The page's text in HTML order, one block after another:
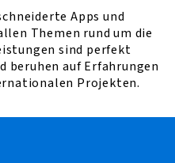
Apps und
Themen rund um die
sind perfekt
beruhen auf Erfahrungen
Projekten.